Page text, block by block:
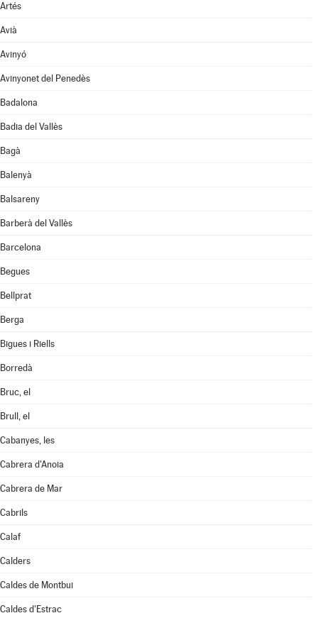
Artés
Avià
Avinyó
Avinyonet del Penedès
Badalona
Badia del Vallès
Bagà
Balenyà
Balsareny
Barberà del Vallès
Barcelona
Begues
Bellprat
Berga
Bigues i Riells
Borredà
Bruc, el
Brull, el
Cabanyes, les
Cabrera d'Anoia
Cabrera de Mar
Cabrils
Calaf
Calders
Caldes de Montbui
Caldes d'Estrac